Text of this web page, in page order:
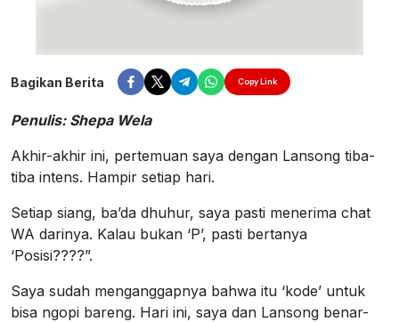
Bagikan Berita Copy Link
Penulis: Shepa Wela
Akhir-akhir ini, pertemuan saya dengan Lansong tiba-
tiba intens. Hampir setiap hari.
Setiap siang, ba’da dhuhur, saya pasti menerima chat
WA darinya. Kalau bukan ‘P’, pasti bertanya
‘Posisi????”.
Saya sudah menganggapnya bahwa itu ‘kode’ untuk
bisa ngopi bareng. Hari ini, saya dan Lansong benar-